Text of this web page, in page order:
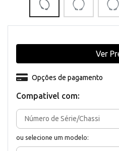
Compativel com:
ou selecione um modelo:
Opções de pagamento
Ver